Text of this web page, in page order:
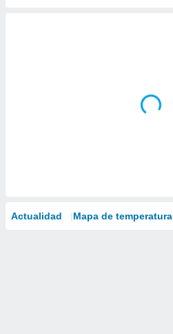
Actualidad Mapa de temperatura